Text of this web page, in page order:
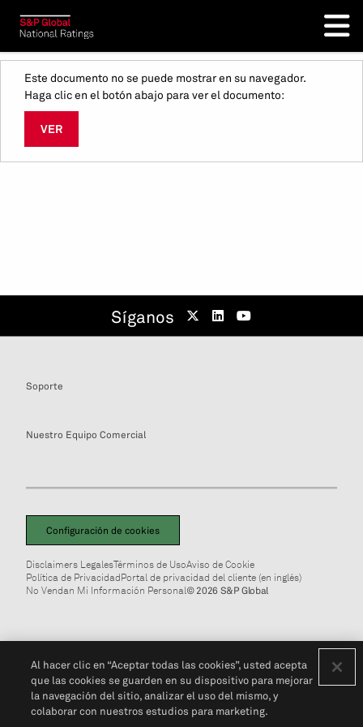
Este documento no se puede mostrar en su navegador.
Haga clic en el botón abajo para ver el documento:
VER
Síganos
Soporte
Nuestro Equipo Comercial
Configuración de cookies
Disclaimers LegalesTérminos de UsoAviso de Cookie
Política de PrivacidadPortal de privacidad del cliente (en inglés)
No Vendan Mi Información Personal© 2026 S&P Global
Al hacer clic en “Aceptar todas las cookies”, usted acepta
que las cookies se guarden en su dispositivo para mejorar
la navegación del sitio, analizar el uso del mismo, y
colaborar con nuestros estudios para marketing.